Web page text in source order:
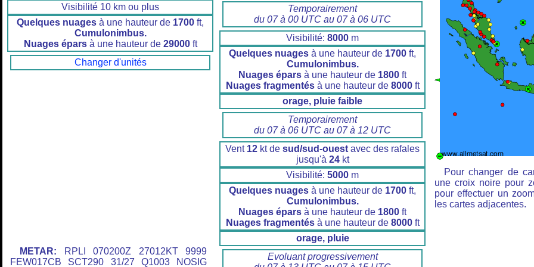
Visibilité 10 km ou plus
Quelques nuages à une hauteur de 1700 ft,
Cumulonimbus.
Nuages éparsà une hauteur de 29000ft
Changer d'unités
METAR: RPLI 070200Z 27012KT 9999
FEW017CB SCT290 31/27 Q1003 NOSIG
Temporairement
du 07 à 00 UTC au 07 à 06 UTC
Visibilité: 8000 m
Quelques nuages à une hauteur de 1700 ft,
Cumulonimbus.
Nuages épars à une hauteur de 1800 ft
Nuages fragmentésà une hauteur de 8000ft
orage, pluie faible
Temporairement
du 07 à 06 UTC au 07 à 12 UTC
Vent 12 kt de sud/sud-ouest avec des rafales
jusqu'à 24kt
Visibilité: 5000 m
Quelques nuages à une hauteur de 1700 ft,
Cumulonimbus.
Nuages épars à une hauteur de 1800 ft
Nuages fragmentésà une hauteur de 8000ft
orage, pluie
Evoluant progressivement
Pour changer de
une croix noire pour
pour effectuer un
les cartes adjacentes.